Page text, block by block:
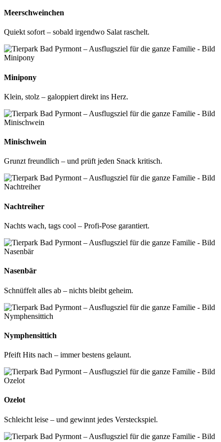
Meerschweinchen
Quiekt sofort – sobald irgendwo Salat raschelt.
Minipony
Klein, stolz – galoppiert direkt ins Herz.
Minischwein
Grunzt freundlich – und prüft jeden Snack kritisch.
Nachtreiher
Nachts wach, tags cool – Profi-Pose garantiert.
Nasenbär
Schnüffelt alles ab – nichts bleibt geheim.
Nymphensittich
Pfeift Hits nach – immer bestens gelaunt.
Ozelot
Schleicht leise – und gewinnt jedes Versteckspiel.